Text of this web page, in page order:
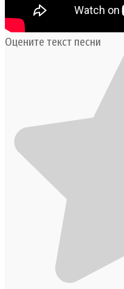
Оцените текст песни